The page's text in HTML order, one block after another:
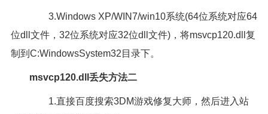
3.Windows XP/WIN7/win10系统(64位系统对应64
位dll文件，32位系统对应32位dll文件)，将msvcp120.dll复
制到C:WindowsSystem32目录下。
msvcp120.dll丢失方法二
1.直接百度搜索3DM游戏修复大师，然后进入站